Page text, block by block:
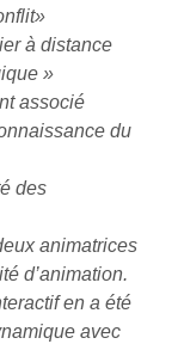
à distance
»
associé
du
des
animatrices
d’animation.
en a été
avec